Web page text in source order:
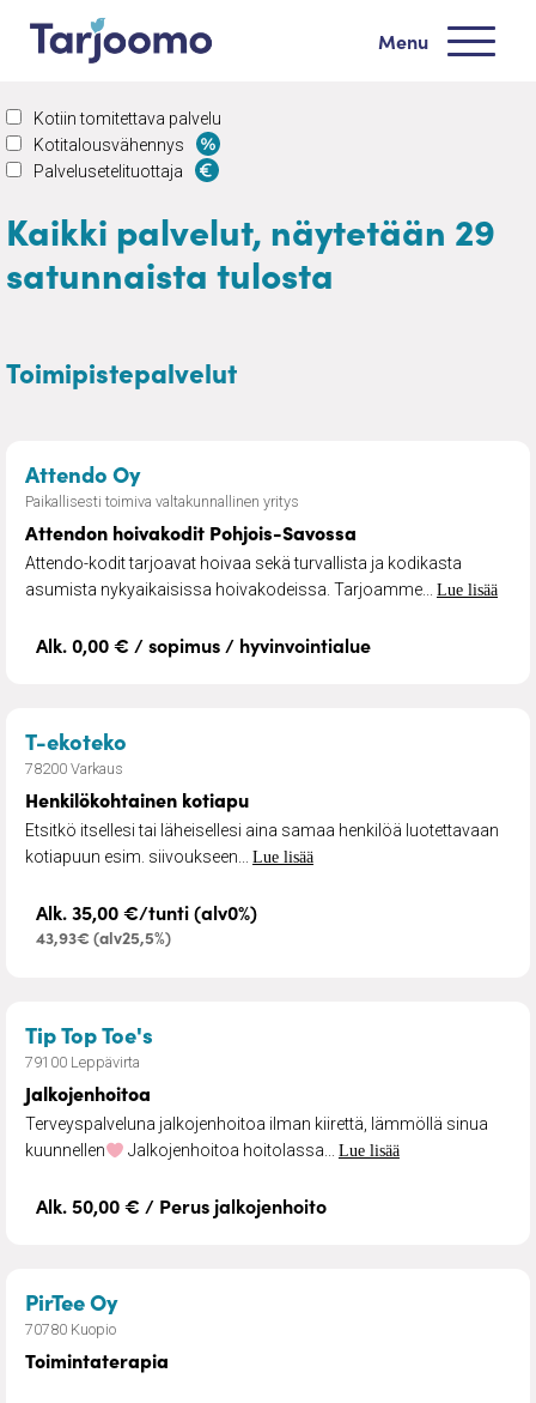
Siirry sisältöön
Menu
Kotiin tomitettava palvelu
Kotitalousvähennys
Palvelusetelituottaja
Kaikki palvelut, näytetään 29
satunnaista tulosta
Toimipistepalvelut
Attendo Oy– Attendon hoivakodit Pohjois-
Paikallisesti toimiva valtakunnallinen yritys
Attendon hoivakodit Pohjois-Savossa
Attendo-kodit tarjoavat hoivaa sekä turvallista ja kodikasta
asumista nykyaikaisissa hoivakodeissa. Tarjoamme... Lue lisää
Alk. 0,00 € / sopimus / hyvinvointialue
T-ekoteko
78200 Varkaus
Henkilökohtainen kotiapu
Etsitkö itsellesi tai läheisellesi aina samaa henkilöä luotettavaan
kotiapuun esim. siivoukseen... Lue lisää
Alk. 35,00 €/tunti (alv0%)
43,93€ (alv25,5%)
Tip Top Toe's
79100 Leppävirta
Jalkojenhoitoa
Terveyspalveluna jalkojenhoitoa ilman kiirettä, lämmöllä sinua
kuunnellen
Jalkojenhoitoa hoitolassa... Lue lisää
Alk. 50,00 € / Perus jalkojenhoito
PirTee Oy– Toimintaterapia
70780 Kuopio
Toimintaterapia